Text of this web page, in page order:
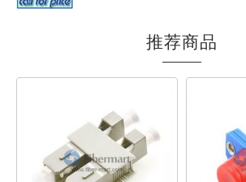
推荐商品